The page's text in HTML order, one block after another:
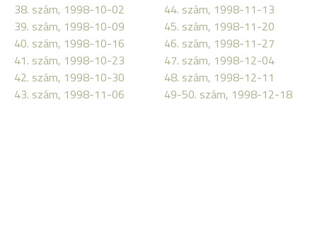
38. szám, 1998-10-02
39. szám, 1998-10-09
40. szám, 1998-10-16
41. szám, 1998-10-23
42. szám, 1998-10-30
43. szám, 1998-11-06
44. szám, 1998-11-13
45. szám, 1998-11-20
46. szám, 1998-11-27
47. szám, 1998-12-04
48. szám, 1998-12-11
49-50. szám, 1998-12-18